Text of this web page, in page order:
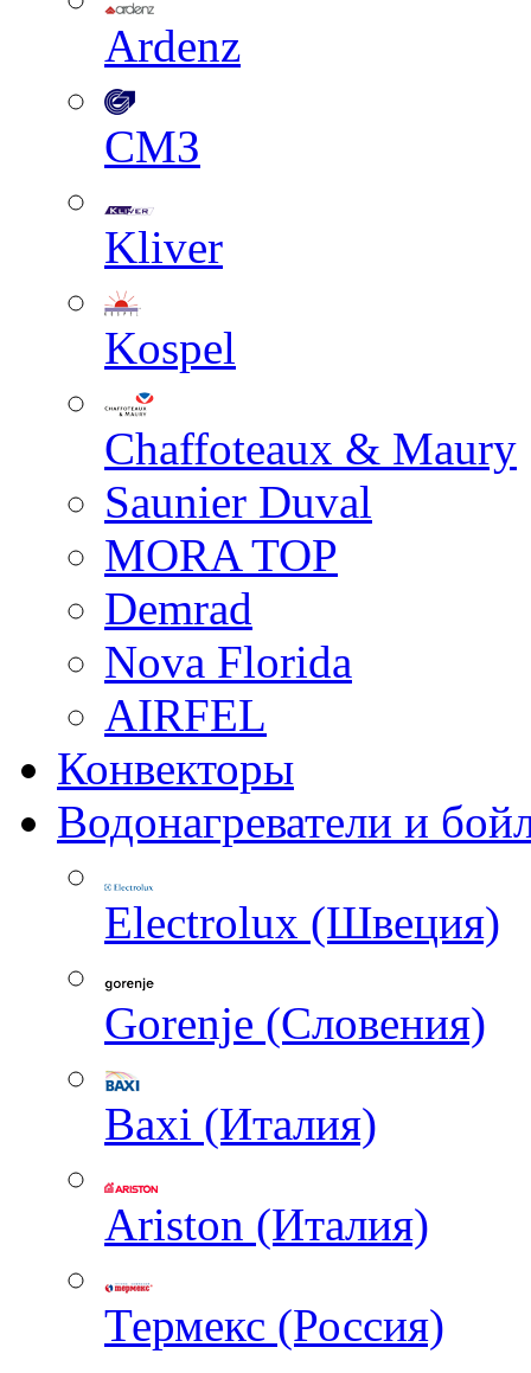
Ardenz
СМЗ
Kliver
Kospel
Chaffoteaux & Maury
Saunier Duval
MORA TOP
Demrad
Nova Florida
AIRFEL
Конвекторы
Водонагреватели и
Electrolux (Швеция)
Gorenje (Словения)
Baxi (Италия)
Ariston (Италия)
Термекс (Россия)